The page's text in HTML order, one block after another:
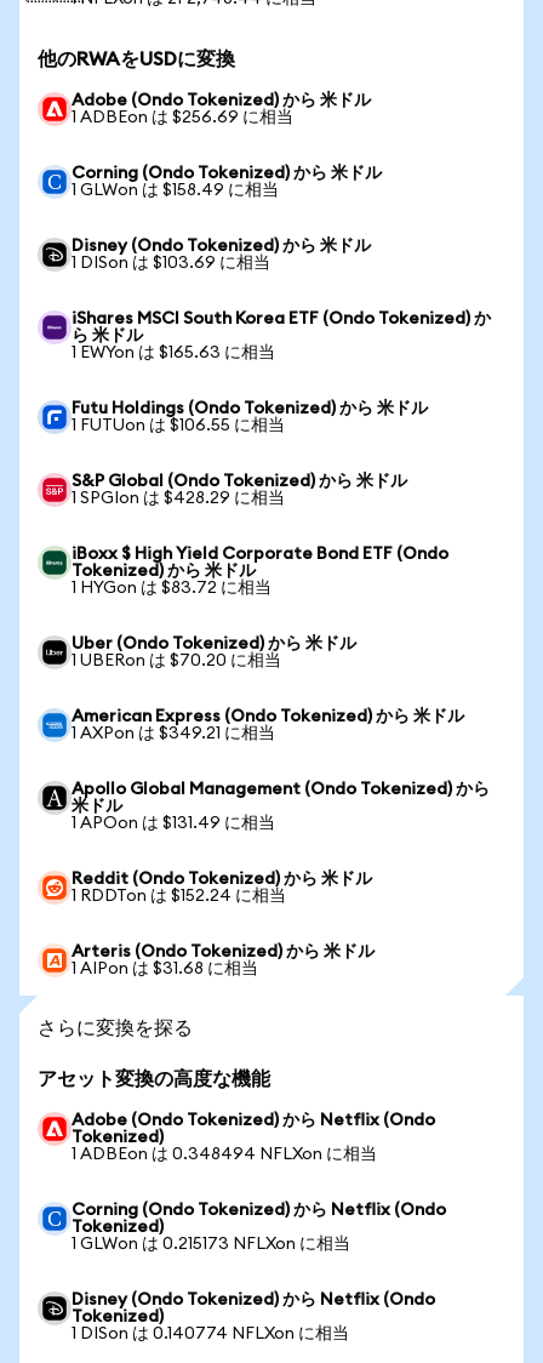
他のRWAをUSDに変換
Adobe (Ondo Tokenized) から 米ドル
1 ADBEon は $256.69 に相当
Corning (Ondo Tokenized) から 米ドル
1 GLWon は $158.49 に相当
Disney (Ondo Tokenized) から 米ドル
1 DISon は $103.69 に相当
iShares MSCI South Korea ETF (Ondo Tokenized) か
ら 米ドル
1 EWYon は $165.63 に相当
Futu Holdings (Ondo Tokenized) から 米ドル
1 FUTUon は $106.55 に相当
S&P Global (Ondo Tokenized) から 米ドル
1 SPGIon は $428.29 に相当
iBoxx $ High Yield Corporate Bond ETF (Ondo
Tokenized) から 米ドル
1 HYGon は $83.72 に相当
Uber (Ondo Tokenized) から 米ドル
1 UBERon は $70.20 に相当
American Express (Ondo Tokenized) から 米ドル
1 AXPon は $349.21 に相当
Apollo Global Management (Ondo Tokenized) から
米ドル
1 APOon は $131.49 に相当
Reddit (Ondo Tokenized) から 米ドル
1 RDDTon は $152.24 に相当
Arteris (Ondo Tokenized) から 米ドル
1 AIPon は $31.68 に相当
さらに変換を探る
アセット変換の高度な機能
Adobe (Ondo Tokenized) から Netflix (Ondo
Tokenized)
1 ADBEon は 0.348494 NFLXon に相当
Corning (Ondo Tokenized) から Netflix (Ondo
Tokenized)
1 GLWon は 0.215173 NFLXon に相当
Disney (Ondo Tokenized) から Netflix (Ondo
Tokenized)
1 DISon は 0.140774 NFLXon に相当